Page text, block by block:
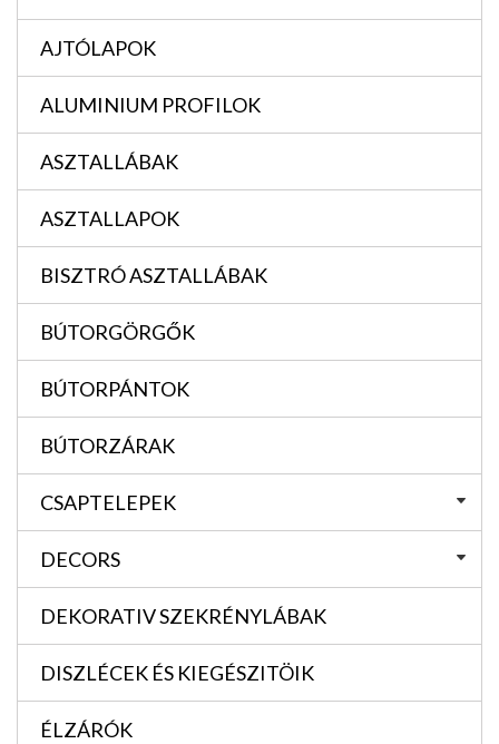
AJTÓLAPOK
ALUMINIUM PROFILOK
ASZTALLÁBAK
ASZTALLAPOK
BISZTRÓ ASZTALLÁBAK
BÚTORGÖRGŐK
BÚTORPÁNTOK
BÚTORZÁRAK
CSAPTELEPEK
DECORS
DEKORATIV SZEKRÉNYLÁBAK
DISZLÉCEK ÉS KIEGÉSZITÖIK
ÉLZÁRÓK